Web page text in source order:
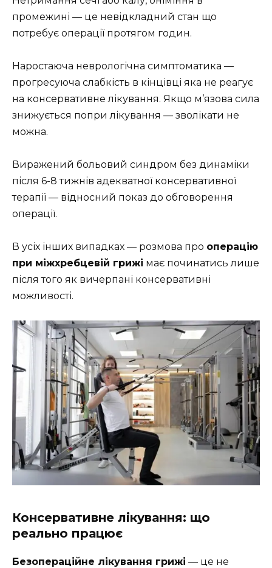
промежині — це невідкладний стан що
потребує операції протягом годин.
Наростаюча неврологічна симптоматика —
прогресуюча слабкість в кінцівці яка не реагує
на консервативне лікування. Якщо м’язова сила
знижується попри лікування — зволікати не
можна.
Виражений больовий синдром без динаміки
після 6-8 тижнів адекватної консервативної
терапії — відносний показ до обговорення
операції.
В усіх інших випадках — розмова про операцію
при міжхребцевій грижі має починатись лише
після того як вичерпані консервативні
можливості.
Консервативне лікування: що
реально працює
Безопераційне лікування грижі — це не